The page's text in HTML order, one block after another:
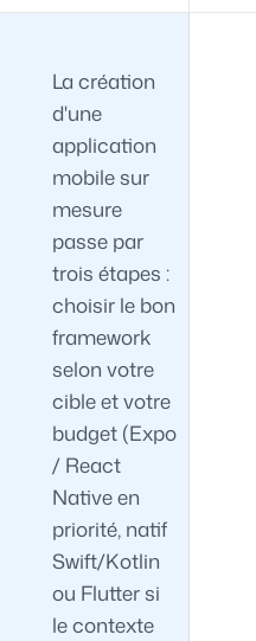
La création
d'une
application
mobile sur
mesure
passe par
trois étapes :
choisir le bon
framework
selon votre
cible et votre
budget (Expo
/ React
Native en
priorité, natif
Swift/Kotlin
ou Flutter si
le contexte